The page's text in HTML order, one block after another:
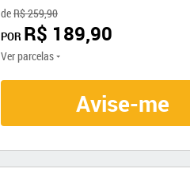
deR$ 259,90
POR R$ 189,90
Ver parcelas
Avise-me